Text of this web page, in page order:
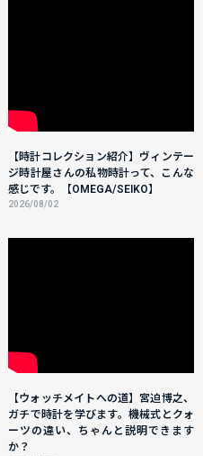
【時計コレクション紹介】ヴィンテー
ジ時計屋さんの私物時計って、こんな
感じです。【OMEGA/SEIKO】
2026/08/02
【ウォッチメイトへの道】宮迫博之、
ガチで時計を学びます。機械式とクォ
ーツの違い、ちゃんと説明できます
か？